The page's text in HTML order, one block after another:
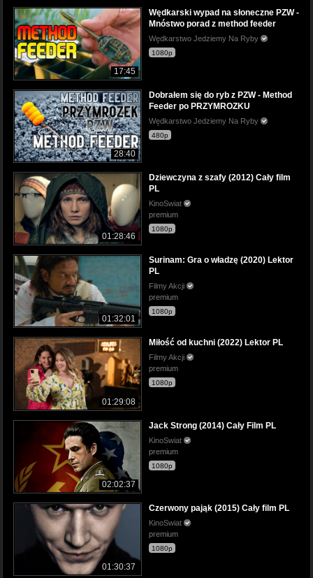
17:45
Wędkarski wypad na słoneczne PZW -
Mnóstwo porad z method feeder
Wędkarstwo Jedziemy Na Ryby
1080p
28:40
Dobrałem się do ryb z PZW - Method
Feeder po PRZYMROZKU
Wędkarstwo Jedziemy Na Ryby
480p
01:28:46
Dziewczyna z szafy (2012) Cały film
PL
KinoSwiat
premium
1080p
01:32:01
Surinam: Gra o władzę (2020) Lektor
PL
Filmy Akcji
premium
1080p
01:29:08
Miłość od kuchni (2022) Lektor PL
Filmy Akcji
premium
1080p
02:02:37
Jack Strong (2014) Cały Film PL
KinoSwiat
premium
1080p
01:30:37
Czerwony pająk (2015) Cały film PL
KinoSwiat
premium
1080p